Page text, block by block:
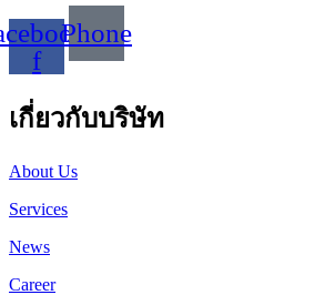
f
Phone
เกี่ยวกับบริษัท
About Us
Services
News
Career